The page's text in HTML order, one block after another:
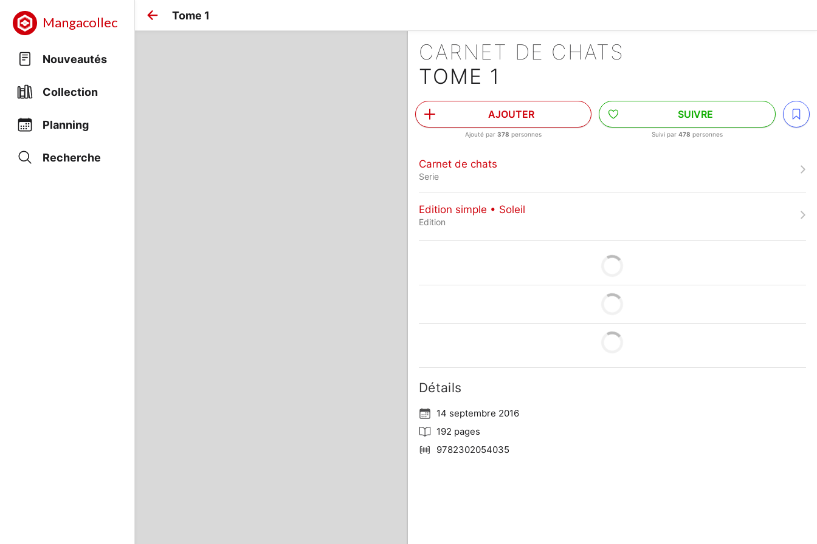
Mangacollec
Nouveautés
Collection
Planning
Recherche
Tome 1
CARNET DE CHATS
TOME 1
AJOUTER
Ajouté par378 personnes
SUIVRE
Suivi par478 personnes
Carnet de chats
Serie
Edition simple • Soleil
Edition
Détails
14 septembre 2016
192 pages
9782302054035